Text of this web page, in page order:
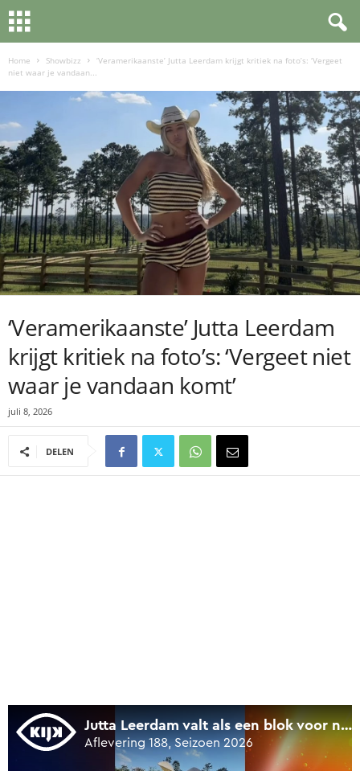
Home Showbizz
‘Veramerikaanste’ Jutta Leerdam krijgt kritiek na foto’s: ‘Vergeet
niet waar je vandaan...
‘Veramerikaanste’ Jutta Leerdam
krijgt kritiek na foto’s: ‘Vergeet niet
waar je vandaan komt’
juli 8, 2026
DELEN